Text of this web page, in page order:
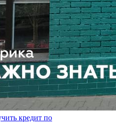
кредит по